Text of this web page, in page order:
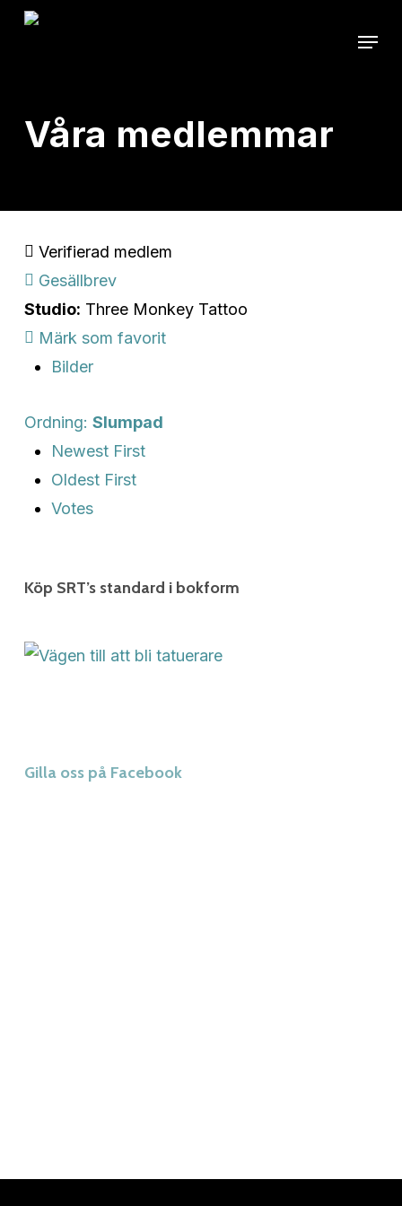
Skip
Menu
Våra medlemmar
Verifierad medlem
Gesällbrev
Studio: Three Monkey Tattoo
Märk som favorit
Bilder
Ordning: Slumpad
Newest First
Oldest First
Votes
Köp SRT’s standard i bokform
Gilla oss på Facebook